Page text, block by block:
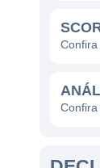
A
de
Confira